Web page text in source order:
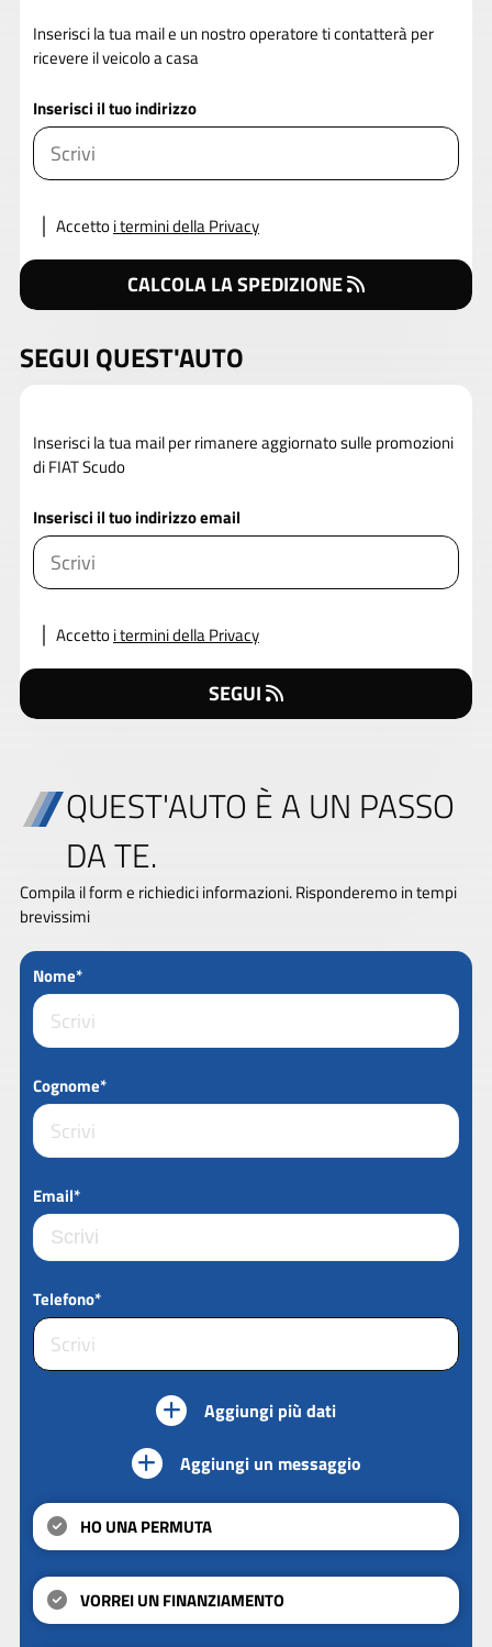
Inserisci la tua mail e un nostro operatore ti contatterà per
ricevere il veicolo a casa
Inserisci il tuo indirizzo
Accettoi termini della Privacy
CALCOLA LA SPEDIZIONE
SEGUI QUEST'AUTO
Inserisci la tua mail per rimanere aggiornato sulle promozioni
di FIAT Scudo
Inserisci il tuo indirizzo email
Accettoi termini della Privacy
SEGUI
QUEST'AUTO È A UN PASSO
DA TE.
Compila il form e richiedici informazioni. Risponderemo in tempi
brevissimi
Nome*
Cognome*
Email*
Telefono*
Aggiungi più dati
Aggiungi un messaggio
HO UNA PERMUTA
VORREI UN FINANZIAMENTO